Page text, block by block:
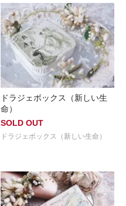
ドラジェボックス（新しい生
命）
SOLD OUT
ドラジェボックス（新しい生命）